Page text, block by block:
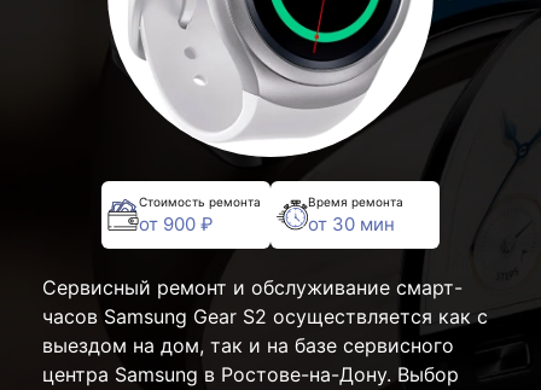
Стоимость ремонта
от 900 ₽
Время ремонта
от 30 мин
Сервисный ремонт и обслуживание смарт-
часов Samsung Gear S2 осуществляется как с
выездом на дом, так и на базе сервисного
центра Samsung в Ростове-на-Дону. Выбор